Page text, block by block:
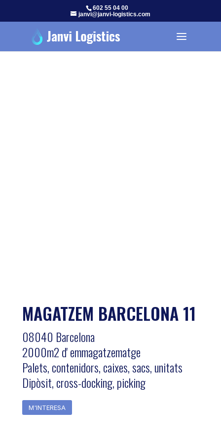
602 55 04 00
janvi@janvi-logistics.com
MAGATZEM BARCELONA 11
08040 Barcelona
2000m2 d' emmagatzematge
Palets, contenidors, caixes, sacs, unitats
Dipòsit, cross-docking, picking
M'INTERESA